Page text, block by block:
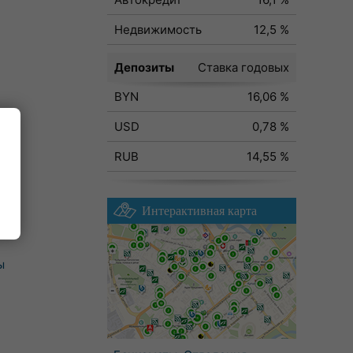
Недвижимость
12,5 %
Депозиты
Ставка годовых
BYN
16,06 %
USD
0,78 %
RUB
14,55 %
Интерактивная карта